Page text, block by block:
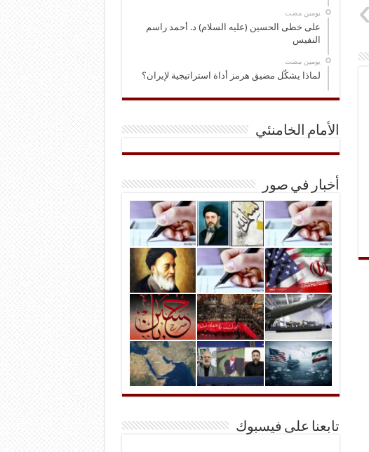
‏يومين مضت
على خطى الحسين (عليه السلام) د. أحمد راسم
النفيس
‏يومين مضت
لماذا يشكّل مضيق هرمز أداة استراتيجية لإيران؟
الأمام الخامنئي
أخبار في صور
تابعنا على فيسبوك